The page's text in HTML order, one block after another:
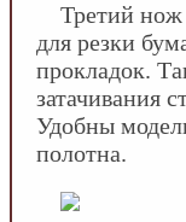
Третий
для резки
прокладок.
затачивания
Удобны
полотна.